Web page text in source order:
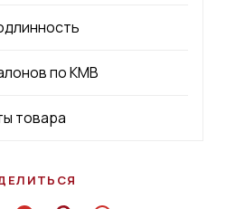
по КМВ
товара